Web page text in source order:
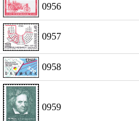
0956
0957
0958
0959